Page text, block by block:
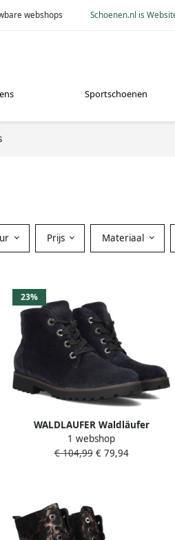
webshops Schoenen.nl is
Sportschoenen
Prijs Materiaal
23%
WALDLAUFER Waldläufer
Veterboots Dames H Elisa Maat:
41 Materiaal: Suède Kleur: Blauw
1 webshop
€ 104,99€ 79,94